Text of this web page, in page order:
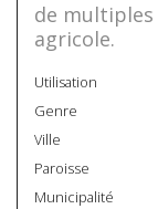
de
agricole.
Utilisation
Genre
Ville
Paroisse
Municipalité